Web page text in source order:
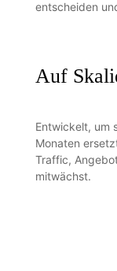
entscheiden
Auf
Entwickelt, um
Monaten
Traffic,
mitwächst.